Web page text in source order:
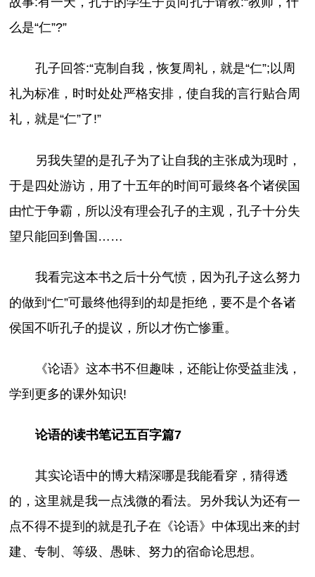
么是“仁”?”
孔子回答:“克制自我，恢复周礼，就是“仁”;以周
礼为标准，时时处处严格安排，使自我的言行贴合周
礼，就是“仁”了!”
另我失望的是孔子为了让自我的主张成为现时，
于是四处游访，用了十五年的时间可最终各个诸侯国
由忙于争霸，所以没有理会孔子的主观，孔子十分失
望只能回到鲁国……
我看完这本书之后十分气愤，因为孔子这么努力
的做到“仁”可最终他得到的却是拒绝，要不是个各诸
侯国不听孔子的提议，所以才伤亡惨重。
《论语》这本书不但趣味，还能让你受益韭浅，
学到更多的课外知识!
论语的读书笔记五百字篇7
其实论语中的博大精深哪是我能看穿，猜得透
的，这里就是我一点浅微的看法。另外我认为还有一
点不得不提到的就是孔子在《论语》中体现出来的封
建、专制、等级、愚昧、努力的宿命论思想。